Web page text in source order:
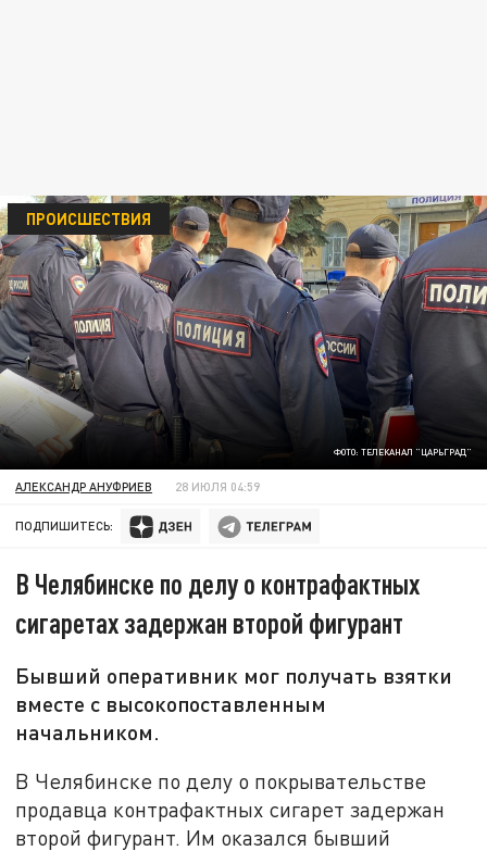
ФОТО: ТЕЛЕКАНАЛ "ЦАРЬГРАД"
ПРОИСШЕСТВИЯ
АЛЕКСАНДР АНУФРИЕВ 28 ИЮЛЯ 04:59
ПОДПИШИТЕСЬ:
В Челябинске по делу о контрафактных
сигаретах задержан второй фигурант
Бывший оперативник мог получать взятки
вместе с высокопоставленным
начальником.
В Челябинске по делу о покрывательстве
продавца контрафактных сигарет задержан
второй фигурант. Им оказался бывший